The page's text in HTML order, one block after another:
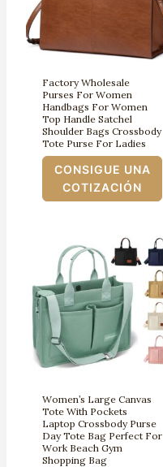
Factory Wholesale
Purses For Women
Handbags For Women
Top Handle Satchel
Shoulder Bags Crossbody
Tote Purse For Ladies
CONSIGUE UNA
COTIZACIÓN
Women’s Large Canvas
Tote With Pockets
Laptop Crossbody Purse
Day Tote Bag Perfect For
Work Beach Gym
Shopping Bag